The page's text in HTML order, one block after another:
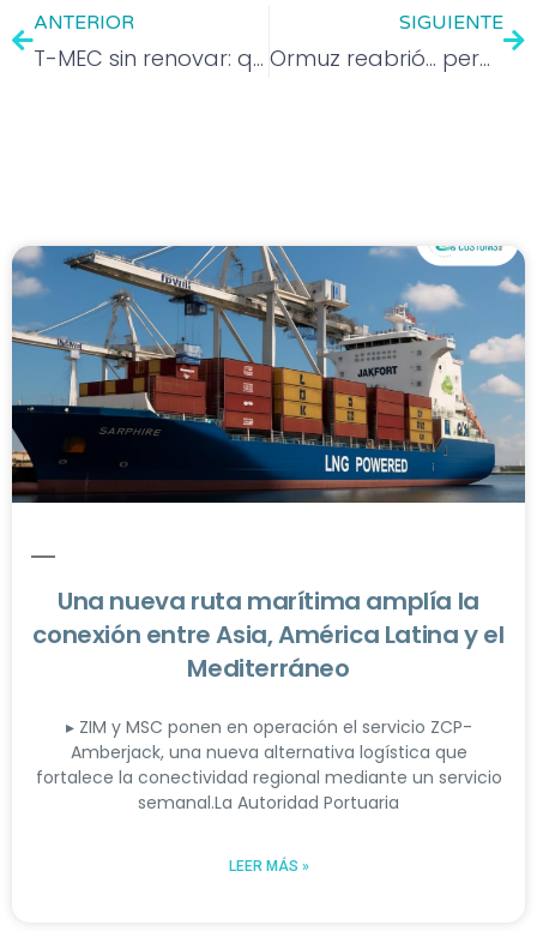
ANTERIOR
T-MEC sin renovar: qué cambia, qué permanece y qué negocia México el 20 de julio
SIGUIENTE
Ormuz reabrió… pero el corredor más crítico del mundo sigue en zona roja
Una nueva ruta marítima amplía la
conexión entre Asia, América Latina y el
Mediterráneo
▸ ZIM y MSC ponen en operación el servicio ZCP-
Amberjack, una nueva alternativa logística que
fortalece la conectividad regional mediante un servicio
semanal.La Autoridad Portuaria
LEER MÁS »